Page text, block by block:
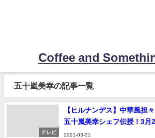
Coffee and
五十嵐美幸の記事一覧
テレビ
【ヒルナンデス】中華風担
五十嵐美幸シェフ伝授！3月
2021-03-21